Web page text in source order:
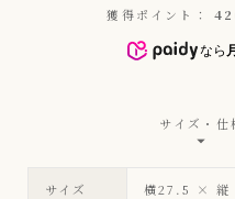
獲得ポイント：
なら
サイズ・仕
サイズ
横27.5 × 縦